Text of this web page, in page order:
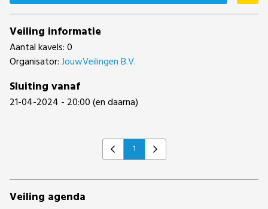
Veiling informatie
Aantal kavels: 0
Organisator:JouwVeilingen B.V.
Sluiting vanaf
21-04-2024 - 20:00 (en daarna)
Previous
1 Next
Veiling agenda